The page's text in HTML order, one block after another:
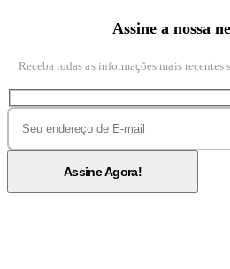
Assine a nossa
Receba todas as informações mais recentes